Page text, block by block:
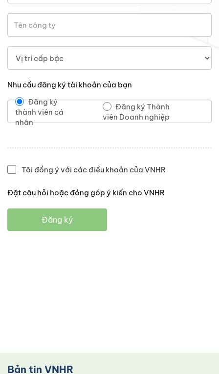
Nhu cầu đăng ký tài khoản của bạn
Đăng ký
thành viên cá
nhân
Đăng ký Thành
viên Doanh nghiệp
Tôi đồng ý với các điều khoản của VNHR
Đặt câu hỏi hoặc đóng góp ý kiến cho VNHR
Đăng ký
Bản tin VNHR